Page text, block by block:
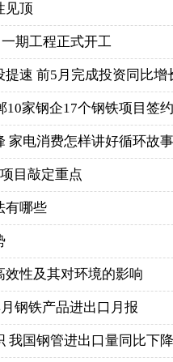
见顶
期工程正式开工
提速 前5月完成投资同比增
10家钢企17个钢铁项目签约
家电消费怎样讲好循环故
目敲定重点
有哪些
效性及其对环境的影响
钢铁产品进出口月报
我国钢管进出口量同比下降